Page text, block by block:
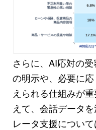
さらに、AI応対の
の明示や、必要に
えられる仕組みが
えて、会話データ
レータ支援につい